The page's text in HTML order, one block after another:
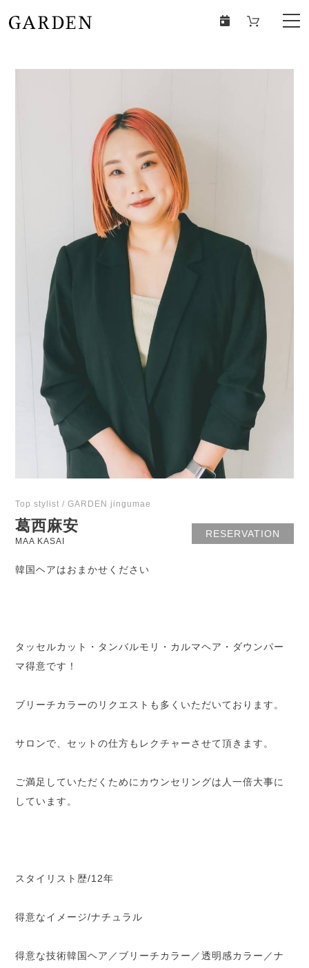
RESERVATION
Top stylist / GARDEN jingumae
葛西麻安
MAA KASAI
韓国ヘアはおまかせください
タッセルカット・タンバルモリ・カルマヘア・ダウンパー
マ得意です！
ブリーチカラーのリクエストも多くいただいております。
サロンで、セットの仕方もレクチャーさせて頂きます。
ご満足していただくためにカウンセリングは人一倍大事に
しています。
スタイリスト歴/12年
得意なイメージ/ナチュラル
得意な技術韓国ヘア／ブリーチカラー／透明感カラー／ナ